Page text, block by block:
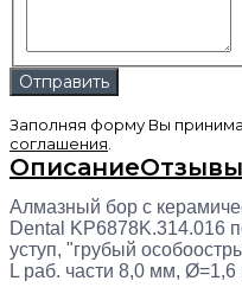
Заполняя форму Вы
соглашения
Описание
Алмазный бор с
Dental KP6878K.314.016
уступ, "грубый
L раб. части 8,0 мм, Ø=1,6